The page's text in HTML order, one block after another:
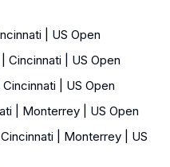
| US Open
Cincinnati | US Open
| US Open
| Monterrey | US Open
| Monterrey | US